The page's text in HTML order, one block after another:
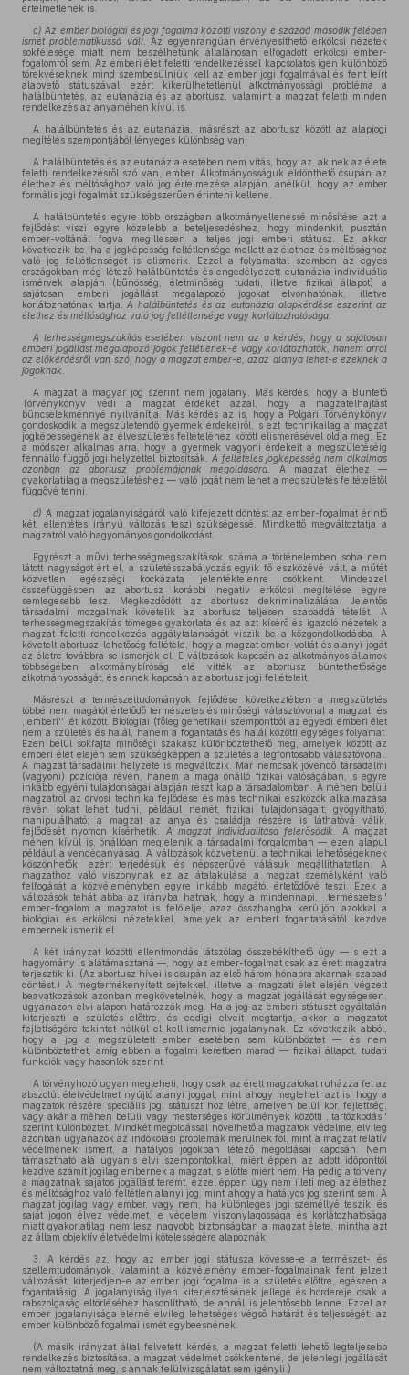
értelmetlenek is.
c) Az ember biológiai és jogi fogalma közötti viszony e század második felében
ismét problematikussá vált. Az egyenrangúan érvényesíthető erkölcsi nézetek
sokfélesége miatt nem beszélhetünk általánosan elfogadott erkölcsi ember-
fogalomról sem. Az emberi élet feletti rendelkezéssel kapcsolatos igen különböző
törekvéseknek mind szembesülniük kell az ember jogi fogalmával és fent leírt
alapvető státuszával: ezért kikerülhetetlenül alkotmányossági probléma a
halálbüntetés, az eutanázia és az abortusz, valamint a magzat feletti minden
rendelkezés az anyaméhen kívül is.
A halálbüntetés és az eutanázia, másrészt az abortusz között az alapjogi
megítélés szempontjából lényeges különbség van.
A halálbüntetés és az eutanázia esetében nem vitás, hogy az, akinek az élete
feletti rendelkezésről szó van, ember. Alkotmányosságuk eldönthető csupán az
élethez és méltósághoz való jog értelmezése alapján, anélkül, hogy az ember
formális jogi fogalmát szükségszerűen érinteni kellene.
A halálbüntetés egyre több országban alkotmányellenessé minősítése azt a
fejlődést viszi egyre közelebb a beteljesedéshez, hogy mindenkit, pusztán
ember-voltánál fogva megillessen a teljes jogi emberi státusz. Ez akkor
következik be, ha a jogképesség feltétlensége mellett az élethez és méltósághoz
való jog feltétlenségét is elismerik. Ezzel a folyamattal szemben az egyes
országokban még létező halálbüntetés és engedélyezett eutanázia individuális
ismérvek alapján (bűnösség, életminőség, tudati, illetve fizikai állapot) a
sajátosan emberi jogállást megalapozó jogokat elvonhatónak, illetve
korlátozhatónak tartja.A halálbüntetés és az eutanázia alapkérdése eszerint az
élethez és méltósághoz való jog feltétlensége vagy korlátozhatósága.
A terhességmegszakítás esetében viszont nem az a kérdés, hogy a sajátosan
emberi jogállást megalapozó jogok feltétlenek-e vagy korlátozhatók, hanem arról
az előkérdésről van szó, hogy a magzat ember-e, azaz alanya lehet-e ezeknek a
jogoknak.
A magzat a magyar jog szerint nem jogalany. Más kérdés, hogy a Büntető
Törvénykönyv védi a magzat érdekét azzal, hogy a magzatelhajtást
bűncselekménnyé nyilvánítja. Más kérdés az is, hogy a Polgári Törvénykönyv
gondoskodik a megszületendő gyermek érdekeiről, s ezt technikailag a magzat
jogképességének az élveszületés feltételéhez kötött elismerésével oldja meg. Ez
a módszer alkalmas arra, hogy a gyermek vagyoni érdekeit a megszületéséig
fennálló függő jogi helyzettel biztosítsák. A feltételes jogképesség nem alkalmas
azonban az abortusz problémájának megoldására.
A magzat élethez —
gyakorlatilag a megszületéshez — való jogát nem lehet a megszületés feltételétől
függővé tenni.
d) A magzat jogalanyiságáról való kifejezett döntést az ember-fogalmat érintő
két, ellentétes irányú változás teszi szükségessé. Mindkettő megváltoztatja a
magzatról való hagyományos gondolkodást.
Egyrészt a művi terhességmegszakítások száma a történelemben soha nem
látott nagyságot ért el, a születésszabályozás egyik fő eszközévé vált, a műtét
közvetlen egészségi kockázata jelentéktelenre csökkent. Mindezzel
összefüggésben az abortusz korábbi negatív erkölcsi megítélése egyre
semlegesebb lesz. Megkezdődött az abortusz dekriminalizálása. Jelentős
társadalmi mozgalmak követelik az abortusz teljesen szabaddá tételét. A
terhességmegszakítás tömeges gyakorlata és az azt kísérő és igazoló nézetek a
magzat feletti rendelkezés aggálytalanságát viszik be a közgondolkodásba. A
követelt abortusz-lehetőség feltétele, hogy a magzat ember-voltát és alanyi jogát
az életre továbbra se ismerjék el. E változások kapcsán az alkotmányos államok
többségében alkotmánybíróság elé vitték az abortusz büntethetősége
alkotmányosságát, és ennek kapcsán az abortusz jogi feltételeit.
Másrészt a természettudományok fejlődése következtében a megszületés
többé nem magától értetődő természetes és minőségi választóvonal a magzati és
,,emberi'' lét között. Biológiai (főleg genetikai) szempontból az egyedi emberi élet
nem a születés és halál, hanem a fogantatás és halál közötti egységes folyamat.
Ezen belül sokfajta minőségi szakasz különböztethető meg, amelyek között az
emberi élet elején sem szükségképpen a születés a legfontosabb választóvonal.
A magzat társadalmi helyzete is megváltozik. Már nemcsak jövendő társadalmi
(vagyoni) pozíciója révén, hanem a maga önálló fizikai valóságában, s egyre
inkább egyéni tulajdonságai alapján részt kap a társadalomban. A méhen belüli
magzatról az orvosi technika fejlődése és más technikai eszközök alkalmazása
révén sokat lehet tudni, például nemét, fizikai tulajdonságait; gyógyítható,
manipulálható; a magzat az anya és családja részére is láthatóvá válik,
fejlődését nyomon kísérhetik. A magzat individualitása felerősödik.
A magzat
méhen kívül is, önállóan megjelenik a társadalmi forgalomban — ezen alapul
például a vendéganyaság. A változások közvetlenül a technikai lehetőségeknek
köszönhetők, ezért terjedésük és népszerűvé válásuk megállíthatatlan. A
magzathoz való viszonynak ez az átalakulása a magzat személyként való
felfogását a közvéleményben egyre inkább magától értetődővé teszi. Ezek a
változások tehát abba az irányba hatnak, hogy a mindennapi, ,,természetes''
ember-fogalom a magzatot is felölelje, azaz összhangba kerüljön azokkal a
biológiai és erkölcsi nézetekkel, amelyek az embert fogantatásától kezdve
embernek ismerik el.
A két irányzat közötti ellentmondás látszólag összebékíthető úgy — s ezt a
hagyomány is alátámasztaná —, hogy az ember-fogalmat csak az érett magzatra
terjesztik ki. (Az abortusz hívei is csupán az első három hónapra akarnak szabad
döntést.) A megtermékenyített sejtekkel, illetve a magzati élet elején végzett
beavatkozások azonban megkövetelnék, hogy a magzat jogállását egységesen,
ugyanazon elvi alapon határozzák meg. Ha a jog az emberi státuszt egyáltalán
kiterjeszti a születés előttre, és eddigi elveit megtartja, akkor a magzatot
fejlettségére tekintet nélkül el kell ismernie jogalanynak. Ez következik abból,
hogy a jog a megszületett ember esetében sem különböztet — és nem
különböztethet, amíg ebben a fogalmi keretben marad — fizikai állapot, tudati
funkciók vagy hasonlók szerint.
A törvényhozó ugyan megteheti, hogy csak az érett magzatokat ruházza fel az
abszolút életvédelmet nyújtó alanyi joggal, mint ahogy megteheti azt is, hogy a
magzatok részére speciális jogi státuszt hoz létre, amelyen belül kor, fejlettség,
vagy akár a méhen belüli vagy mesterséges körülmények közötti ,,tartózkodás''
szerint különböztet. Mindkét megoldással növelhető a magzatok védelme, elvileg
azonban ugyanazok az indokolási problémák merülnek föl, mint a magzat relatív
védelmének ismert, a hatályos jogokban létező megoldásai kapcsán. Nem
támasztható alá ugyanis elvi szempontokkal, miért éppen az adott időponttól
kezdve számít jogilag embernek a magzat, s előtte miért nem. Ha pedig a törvény
a magzatnak sajátos jogállást teremt, ezzel éppen úgy nem illeti meg az élethez
és méltósághoz való feltétlen alanyi jog, mint ahogy a hatályos jog szerint sem. A
magzat jogilag vagy ember, vagy nem; ha különleges jogi személlyé teszik, és
saját jogon élvez védelmet, e védelem viszonylagossága és korlátozhatósága
miatt gyakorlatilag nem lesz nagyobb biztonságban a magzat élete, mintha azt
az állam objektív életvédelmi kötelességére alapoznák.
3. A kérdés az, hogy az ember jogi státusza kövesse-e a természet- és
szellemtudományok, valamint a közvélemény ember-fogalmainak fent jelzett
változását, kiterjedjen-e az ember jogi fogalma is a születés előttre, egészen a
fogantatásig. A jogalanyiság ilyen kiterjesztésének jellege és hordereje csak a
rabszolgaság eltörléséhez hasonlítható, de annál is jelentősebb lenne. Ezzel az
ember jogalanyisága elérné elvileg lehetséges végső határát és teljességét; az
ember különböző fogalmai ismét egybeesnének.
(A másik irányzat által felvetett kérdés, a magzat feletti lehető legteljesebb
rendelkezés biztosítása, a magzat védelmét csökkentené, de jelenlegi jogállását
nem változtatná meg, s annak felülvizsgálatát sem igényli.)